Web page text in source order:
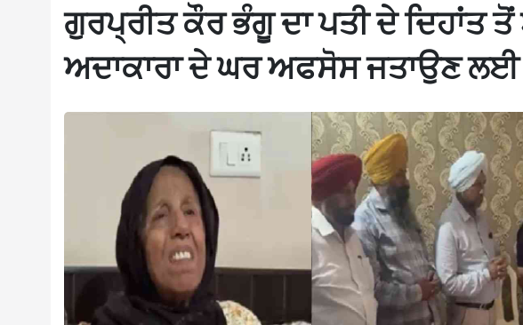
ਗੁਰਪ੍ਰੀਤ ਕੌਰ ਭੰਗੂ ਦਾ ਪਤੀ ਦੇ ਦਿਹਾਂਤ
ਅਦਾਕਾਰਾ ਦੇ ਘਰ ਅਫਸੋਸ ਜਤਾਉਣ